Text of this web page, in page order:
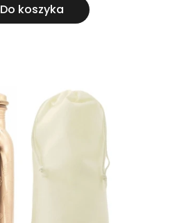
Do koszyka